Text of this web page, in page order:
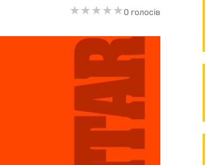
★★★★★
★★★★★0 голосів